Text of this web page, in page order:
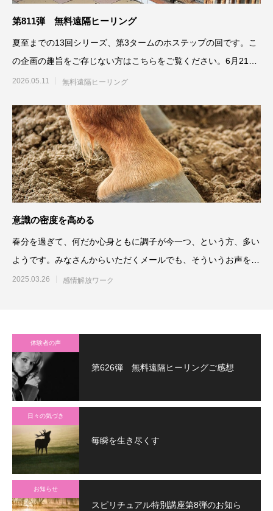
第811弾 無料遠隔ヒーリング
夏至までの13回シリーズ、第3タームのホステップの回です。こ
の企画の趣旨をご存じない方はこちらをご覧ください。6月21日
（祝日）
2026.05.11 無料遠隔ヒーリング
意識の密度を高める
春分を過ぎて、何だか心身ともに調子が今一つ、という方、多い
ようです。みなさんからいただくメールでも、そういうお声を結
構いただいてい
2025.03.26 感情解放ワーク
体験者の声
第626弾 無料遠隔ヒーリングご感想
日々の気づき
毎瞬を生き尽くす
お知らせ
スピリチュアル特別講座第8弾のお知ら